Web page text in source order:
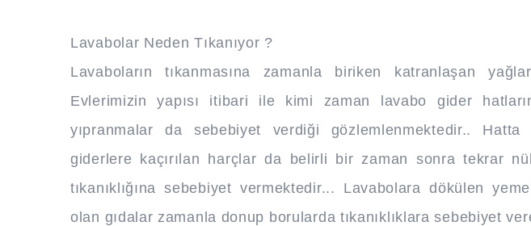
Lavabolar Neden Tıkanıyor ?
Lavaboların tıkanmasına zamanla biriken katranlaşan
Evlerimizin yapısı itibari ile kimi zaman lavabo gider
yıpranmalar da sebebiyet verdiği gözlemlenmektedir.. Hatta
giderlere kaçırılan harçlar da belirli bir zaman sonra tekrar
tıkanıklığına sebebiyet vermektedir... Lavabolara dökülen
olan gıdalar zamanla donup borularda tıkanıklıklara sebebiyet